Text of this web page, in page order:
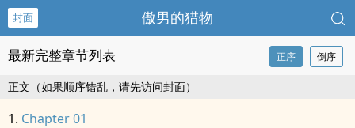
封面 傲男的猎物
最新完整章节列表 正序 倒序
正文（如果顺序错乱，请先访问封面）
Chapter 01